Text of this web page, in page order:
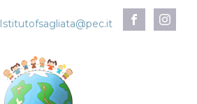
Istitutofsagliata@pec.it